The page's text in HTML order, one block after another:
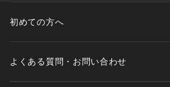
初めての方へ
よくある質問・お問い合わせ